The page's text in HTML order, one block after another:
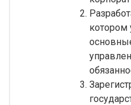
котором